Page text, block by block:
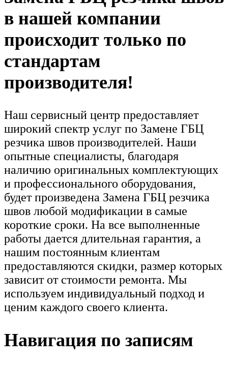
в нашей компании
происходит только по
стандартам
производителя!
Наш сервисный центр предоставляет
широкий спектр услуг по Замене ГБЦ
резчика швов производителей. Наши
опытные специалисты, благодаря
наличию оригинальных комплектующих
и профессионального оборудования,
будет произведена Замена ГБЦ резчика
швов любой модификации в самые
короткие сроки. На все выполненные
работы дается длительная гарантия, а
нашим постоянным клиентам
предоставляются скидки, размер которых
зависит от стоимости ремонта. Мы
используем индивидуальный подход и
ценим каждого своего клиента.
Навигация по записям